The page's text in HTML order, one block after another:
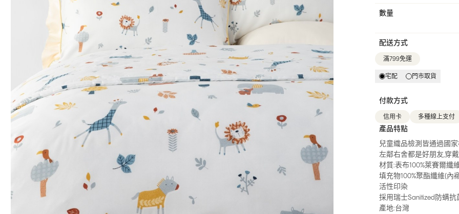
數量
配送方式
滿799免運
宅配 門市取貨
付款方式
信用卡 多種線上支付
產品特點
兒童織品檢測皆通過國
左鄰右舍都是好朋友,穿
材質:表布100%萊賽爾纖
填充物100%聚酯纖維(內
活性印染
採用瑞士Sanitized防螨
產地:台灣